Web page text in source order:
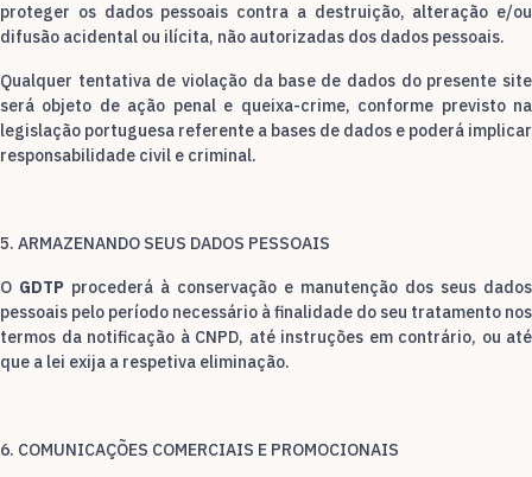
proteger os dados pessoais contra a destruição, alteração e/ou
difusão acidental ou ilícita, não autorizadas dos dados pessoais.
Qualquer tentativa de violação da base de dados do presente site
será objeto de ação penal e queixa-crime, conforme previsto na
legislação portuguesa referente a bases de dados e poderá implicar
responsabilidade civil e criminal.
5. ARMAZENANDO SEUS DADOS PESSOAIS
O GDTP procederá à conservação e manutenção dos seus dados
pessoais pelo período necessário à finalidade do seu tratamento nos
termos da notificação à CNPD, até instruções em contrário, ou até
que a lei exija a respetiva eliminação.
6. COMUNICAÇÕES COMERCIAIS E PROMOCIONAIS